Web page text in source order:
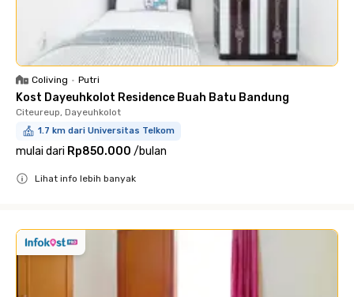
Coliving • Putri
Kost Dayeuhkolot Residence Buah Batu Bandung
Citeureup, Dayeuhkolot
1.7 km dari Universitas Telkom
mulai dari Rp850.000 /bulan
Lihat info lebih banyak